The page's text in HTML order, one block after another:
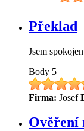
Překlad
Jsem
Body 5
Firma: Josef
Ověření